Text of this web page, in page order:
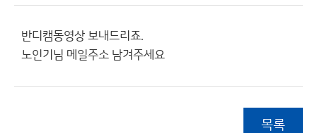
반디캠동영상 보내드리죠.
노인기님 메일주소 남겨주세요
목록